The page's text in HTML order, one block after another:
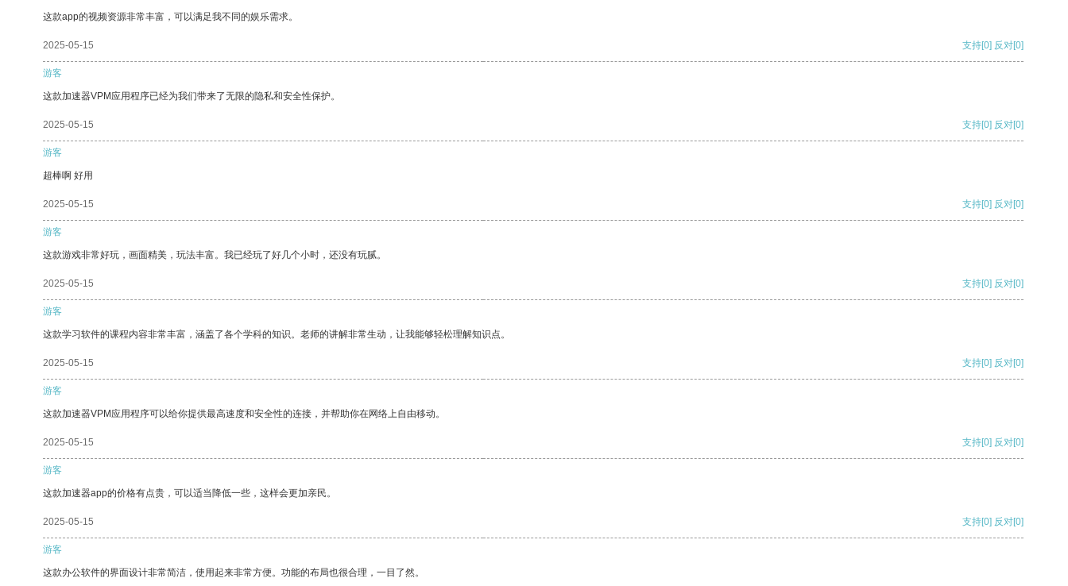
这款app的视频资源非常丰富，可以满足我不同的娱乐需求。
2025-05-15 支持[0] 反对[0]
游客
这款加速器VPM应用程序已经为我们带来了无限的隐私和安全性保护。
2025-05-15 支持[0] 反对[0]
游客
超棒啊 好用
2025-05-15 支持[0] 反对[0]
游客
这款游戏非常好玩，画面精美，玩法丰富。我已经玩了好几个小时，还没有玩腻。
2025-05-15 支持[0] 反对[0]
游客
这款学习软件的课程内容非常丰富，涵盖了各个学科的知识。老师的讲解非常生动，让我能够轻松理解知识点。
2025-05-15 支持[0] 反对[0]
游客
这款加速器VPM应用程序可以给你提供最高速度和安全性的连接，并帮助你在网络上自由移动。
2025-05-15 支持[0] 反对[0]
游客
这款加速器app的价格有点贵，可以适当降低一些，这样会更加亲民。
2025-05-15 支持[0] 反对[0]
游客
这款办公软件的界面设计非常简洁，使用起来非常方便。功能的布局也很合理，一目了然。